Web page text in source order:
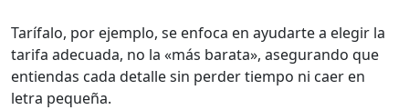
Tarífalo, por ejemplo, se enfoca en ayudarte a elegir la
tarifa adecuada, no la «más barata», asegurando que
entiendas cada detalle sin perder tiempo ni caer en
letra pequeña.